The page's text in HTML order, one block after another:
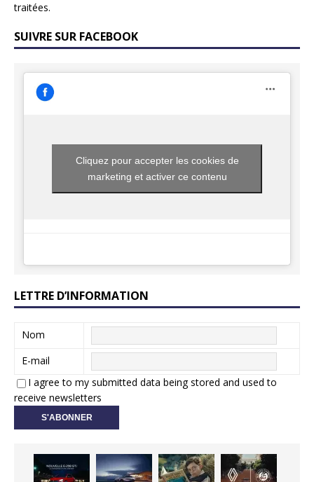
traitées.
SUIVRE SUR FACEBOOK
Cliquez pour accepter les cookies de
marketing et activer ce contenu
LETTRE D’INFORMATION
Nom
E-mail
I agree to my submitted data being stored and used to
receive newsletters